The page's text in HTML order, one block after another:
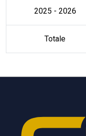
2025 - 2026
Totale